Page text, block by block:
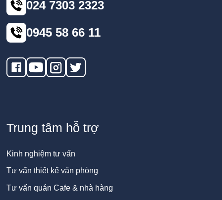
024 7303 2323
0945 58 66 11
Trung tâm hỗ trợ
Kinh nghiệm tư vấn
Tư vấn thiết kế văn phòng
Tư vấn quán Cafe & nhà hàng